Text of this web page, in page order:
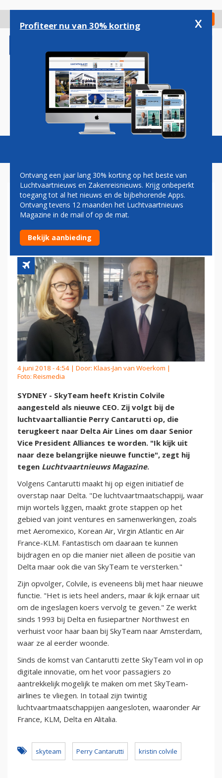
gaan
Check in
Magazine Podcasts Vacatures
PERRY CANTARUTTI
VERTREKT ALS CEO BIJ
SKYTEAM
4 juni 2018 - 4:54 | Door: Klaas-Jan van Woerkom |
Foto: Reismedia
SYDNEY - SkyTeam heeft Kristin Colvile
aangesteld als nieuwe CEO. Zij volgt bij de
luchtvaartalliantie Perry Cantarutti op, die
terugkeert naar Delta Air Lines om daar Senior
Vice President Alliances te worden. "Ik kijk uit
naar deze belangrijke nieuwe functie", zegt hij
tegen Luchtvaartnieuws Magazine.
Volgens Cantarutti maakt hij op eigen initiatief de
overstap naar Delta. "De luchtvaartmaatschappij, waar
mijn wortels liggen, maakt grote stappen op het
gebied van joint ventures en samenwerkingen, zoals
met Aeromexico, Korean Air, Virgin Atlantic en Air
France-KLM. Fantastisch om daaraan te kunnen
bijdragen en op die manier niet alleen de positie van
Delta maar ook die van SkyTeam te versterken."
Zijn opvolger, Colvile, is eveneens blij met haar nieuwe
functie. "Het is iets heel anders, maar ik kijk ernaar uit
om de ingeslagen koers vervolg te geven." Ze werkt
sinds 1993 bij Delta en fusiepartner Northwest en
verhuist voor haar baan bij SkyTeam naar Amsterdam,
waar ze al eerder woonde.
Sinds de komst van Cantarutti zette SkyTeam vol in op
digitale innovatie, om het voor passagiers zo
aantrekkelijk mogelijk te maken om met SkyTeam-
airlines te vliegen. In totaal zijn twintig
luchtvaartmaatschappijen aangesloten, waaronder Air
France, KLM, Delta en Alitalia.
skyteam Perry Cantarutti kristin colvile
Profiteer nu van 30% korting x
Ontvang een jaar lang 30% korting op het beste van
Luchtvaartnieuws en Zakenreisnieuws. Krijg onbeperkt
toegang tot al het nieuws en de bijbehorende Apps.
Ontvang tevens 12 maanden het Luchtvaartnieuws
Magazine in de mail of op de mat.
Bekijk aanbieding